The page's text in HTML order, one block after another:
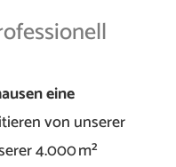
eine
von unserer
4.000 m²